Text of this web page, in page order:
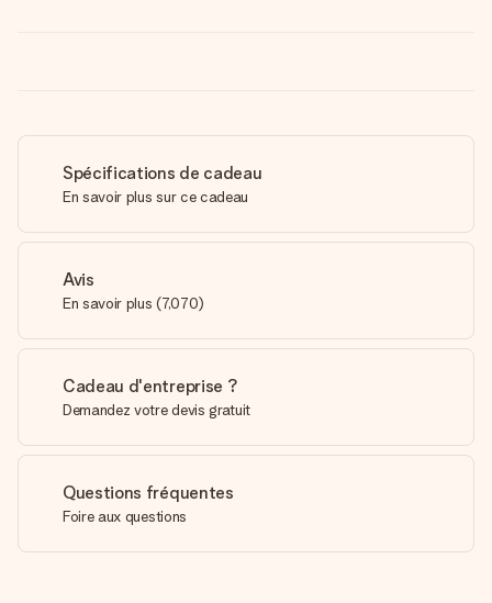
Spécifications de cadeau
En savoir plus sur ce cadeau
Avis
En savoir plus (7,070)
Cadeau d'entreprise ?
Demandez votre devis gratuit
Questions fréquentes
Foire aux questions